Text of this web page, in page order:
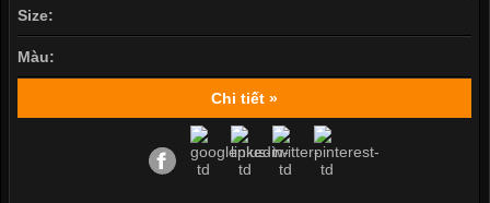
Size:
Màu:
Chi tiết »